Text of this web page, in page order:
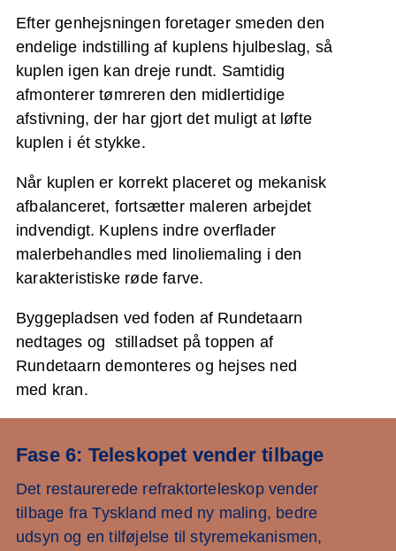
Efter genhejsningen foretager smeden den
endelige indstilling af kuplens hjulbeslag, så
kuplen igen kan dreje rundt. Samtidig
afmonterer tømreren den midlertidige
afstivning, der har gjort det muligt at løfte
kuplen i ét stykke.
Når kuplen er korrekt placeret og mekanisk
afbalanceret, fortsætter maleren arbejdet
indvendigt. Kuplens indre overflader
malerbehandles med linoliemaling i den
karakteristiske røde farve.
Byggepladsen ved foden af Rundetaarn
nedtages og stilladset på toppen af
Rundetaarn demonteres og hejses ned
med kran.
Fase 6: Teleskopet vender tilbage
Det restaurerede refraktorteleskop vender
tilbage fra Tyskland med ny maling, bedre
udsyn og en tilføjelse til styremekanismen,